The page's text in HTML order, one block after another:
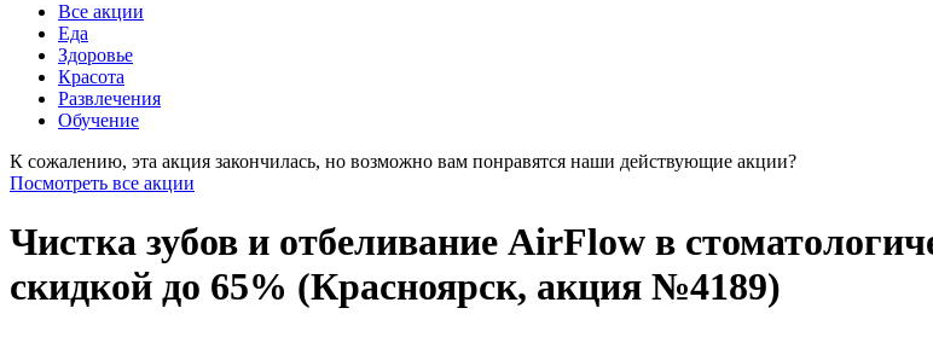
Все акции
Еда
Здоровье
Красота
Развлечения
Обучение
К сожалению, эта акция закончилась, но возможно вам понравятся наши действующие акции?
Посмотреть все акции
Чистка зубов и отбеливание AirFlow в
скидкой до 65% (Красноярск, акция №4189)